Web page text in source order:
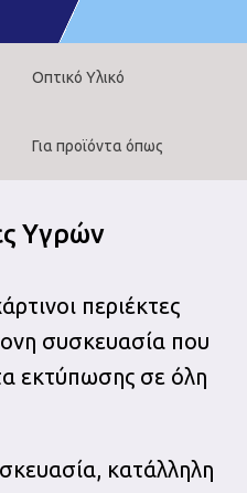
Οπτικό Υλικό
Για προϊόντα όπως
Υγρών
περιέκτες
συσκευασία που
εκτύπωσης σε όλη
κατάλληλη